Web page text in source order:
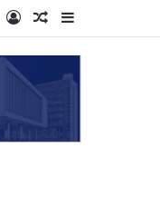
Log InRandom Article
Sidebar